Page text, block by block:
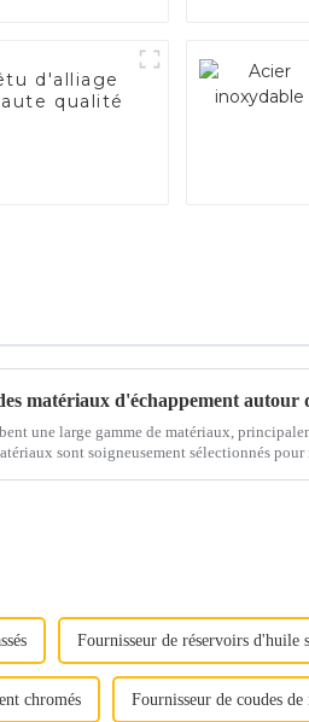
d'alliage
qualité
une large gamme de matériaux,
Fournisseur de réservoirs d'huile
chromés Fournisseur de coudes